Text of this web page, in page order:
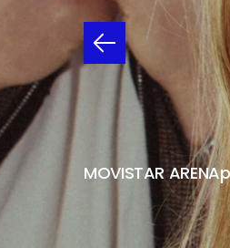
01/06
MOVISTAR ARENA